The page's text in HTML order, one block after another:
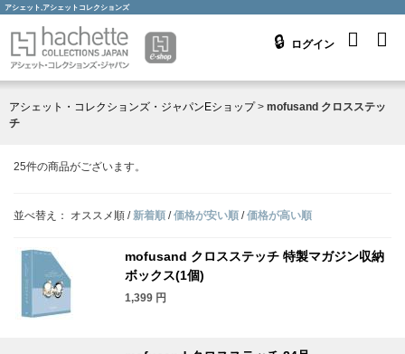
アシェット,アシェットコレクションズ
ログイン
アシェット・コレクションズ・ジャパンEショップ> mofusand クロスステッ
チ
25件の商品がございます。
並べ替え： オススメ順 /新着順 /価格が安い順 /価格が高い順
mofusand クロスステッチ 特製マガジン収納
ボックス(1個)
1,399 円